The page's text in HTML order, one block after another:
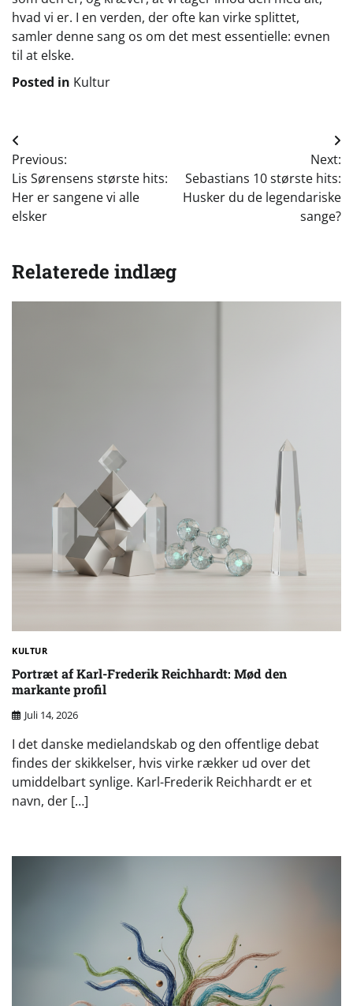
hvad vi er. I en verden, der ofte kan virke splittet,
samler denne sang os om det mest essentielle: evnen
til at elske.
Posted in Kultur
Indlægsnavigation
Previous:
Lis Sørensens største hits:
Her er sangene vi alle
elsker
Next:
Sebastians 10 største hits:
Husker du de legendariske
sange?
Relaterede indlæg
KULTUR
Portræt af Karl-Frederik Reichhardt: Mød den
markante profil
Juli 14, 2026
I det danske medielandskab og den offentlige debat
findes der skikkelser, hvis virke rækker ud over det
umiddelbart synlige. Karl-Frederik Reichhardt er et
navn, der […]